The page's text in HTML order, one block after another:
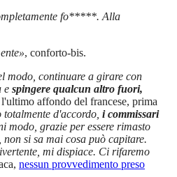
fo*****. Alla
, conforto-bis.
modo, continuare a girare con
e spingere qualcun altro fuori,
l'ultimo affondo del francese, prima
totalmente d'accordo, i commissari
modo, grazie per essere rimasto
si sa mai cosa può capitare.
mi dispiace. Ci rifaremo
nessun provvedimento preso